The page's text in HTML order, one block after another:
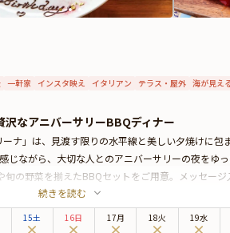
一軒家 インスタ映え イタリアン テラス・屋外 海が見え
なアニバーサリーBBQディナー
ナ」は、見渡す限りの水平線と美しい夕焼けに包
ながら、大切な人とのアニバーサリーの夜をゆっ
の野菜を揃えたBBQセットをご用意。メッセー
リンクが飲み放題で、海風の中、お好みのスタイ
続きを読む
15土 16日 17月 18火 19水